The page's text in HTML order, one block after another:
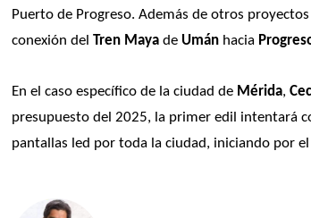
Puerto de Progreso. Además de otros
conexión del Tren Maya de Umán hacia
En el caso específico de la ciudad de Mérida,
presupuesto del 2025, la primer edil intentará
pantallas led por toda la ciudad, iniciando por